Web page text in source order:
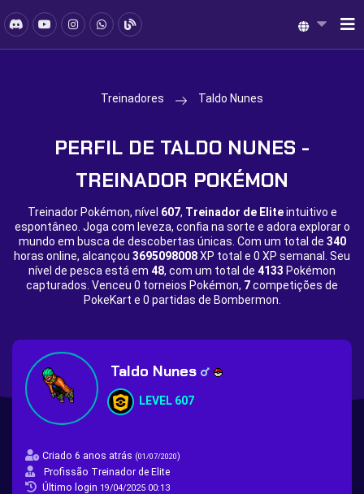
Treinadores Taldo Nunes
PERFIL DE TALDO NUNES -
TREINADOR POKÉMON
Treinador Pokémon, nível 607, Treinador de Eliteintuitivo e
espontâneo. Joga com leveza, confia na sorte e adora explorar o
mundo em busca de descobertas únicas. Com um total de 340
horas online, alcançou 3695098008XP total e 0 XP semanal. Seu
nível de pesca está em 48, com um total de 4133 Pokémon
capturados. Venceu 0 torneios Pokémon, 7competições de
PokeKart e 0 partidas de Bombermon.
Taldo Nunes
LEVEL 607
Criado 6 anos atrás (01/07/2020)
Profissão Treinador de Elite
Último login 19/04/2025 00:13